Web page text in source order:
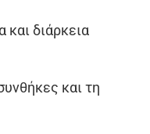
και διάρκεια
και τη